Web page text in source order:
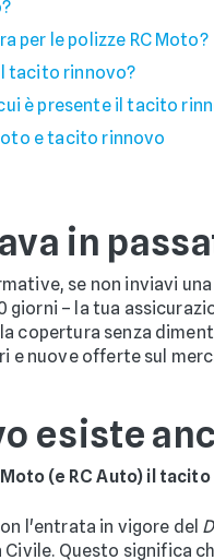
per le polizze RC Moto?
tacito rinnovo?
è presente il tacito
e tacito rinnovo
in
se non inviavi
giorni – la tua
copertura senza
e nuove offerte sul
esiste
(e RC Auto) il
l'entrata in vigore del
Civile. Questo significa